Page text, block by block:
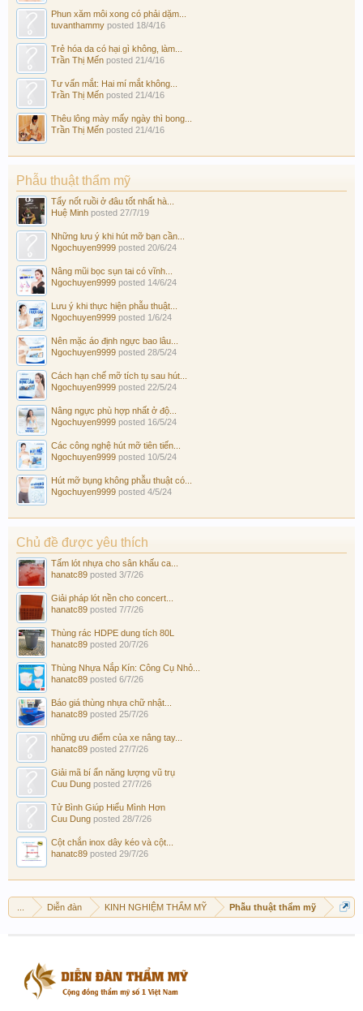
Phun xăm môi xong có phải dặm...
tuvanthammy posted 18/4/16
Trẻ hóa da có hại gì không, làm...
Trần Thị Mến posted 21/4/16
Tư vấn mắt: Hai mí mắt không...
Trần Thị Mến posted 21/4/16
Thêu lông mày mấy ngày thì bong...
Trần Thị Mến posted 21/4/16
Phẫu thuật thẩm mỹ
Tẩy nốt ruồi ở đâu tốt nhất hà...
Huệ Minh posted 27/7/19
Những lưu ý khi hút mỡ bạn cần...
Ngochuyen9999 posted 20/6/24
Nâng mũi bọc sụn tai có vĩnh...
Ngochuyen9999 posted 14/6/24
Lưu ý khi thực hiện phẫu thuật...
Ngochuyen9999 posted 1/6/24
Nên mặc áo định ngực bao lâu...
Ngochuyen9999 posted 28/5/24
Cách hạn chế mỡ tích tụ sau hút...
Ngochuyen9999 posted 22/5/24
Nâng ngực phù hợp nhất ở độ...
Ngochuyen9999 posted 16/5/24
Các công nghệ hút mỡ tiên tiến...
Ngochuyen9999 posted 10/5/24
Hút mỡ bụng không phẫu thuật có...
Ngochuyen9999 posted 4/5/24
Chủ đề được yêu thích
Tấm lót nhựa cho sân khấu ca...
hanatc89 posted 3/7/26
Giải pháp lót nền cho concert...
hanatc89 posted 7/7/26
Thùng rác HDPE dung tích 80L
hanatc89 posted 20/7/26
Thùng Nhựa Nắp Kín: Công Cụ Nhỏ...
hanatc89 posted 6/7/26
Báo giá thùng nhựa chữ nhật...
hanatc89 posted 25/7/26
những ưu điểm của xe nâng tay...
hanatc89 posted 27/7/26
Giải mã bí ẩn năng lượng vũ trụ
Cuu Dung posted 27/7/26
Tử Bình Giúp Hiểu Mình Hơn
Cuu Dung posted 28/7/26
Cột chắn inox dây kéo và cột...
hanatc89 posted 29/7/26
... Diễn đàn KINH NGHIỆM THẨM MỸ Phẫu thuật thẩm mỹ